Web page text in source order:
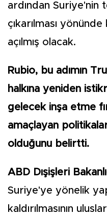
ardından Suriye'nin
çıkarılması yönünde
açılmış olacak.
Rubio, bu adımın
halkına yeniden
gelecek inşa etme
amaçlayan
olduğunu belirtti.
ABD Dışişleri
Suriye'ye yönelik
kaldırılmasının